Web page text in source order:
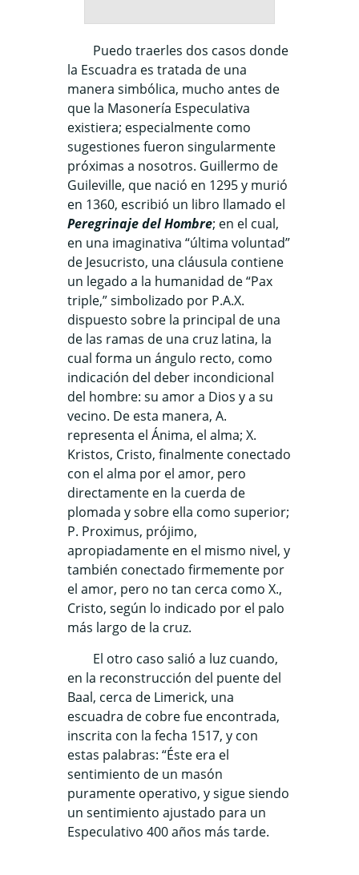
Puedo traerles dos casos donde
la Escuadra es tratada de una
manera simbólica, mucho antes de
que la Masonería Especulativa
existiera; especialmente como
sugestiones fueron singularmente
próximas a nosotros. Guillermo de
Guileville, que nació en 1295 y murió
en 1360, escribió un libro llamado el
Peregrinaje del Hombre; en el cual,
en una imaginativa “última voluntad”
de Jesucristo, una cláusula contiene
un legado a la humanidad de “Pax
triple,” simbolizado por P.A.X.
dispuesto sobre la principal de una
de las ramas de una cruz latina, la
cual forma un ángulo recto, como
indicación del deber incondicional
del hombre: su amor a Dios y a su
vecino. De esta manera, A.
representa el Ánima, el alma; X.
Kristos, Cristo, finalmente conectado
con el alma por el amor, pero
directamente en la cuerda de
plomada y sobre ella como superior;
P. Proximus, prójimo,
apropiadamente en el mismo nivel, y
también conectado firmemente por
el amor, pero no tan cerca como X.,
Cristo, según lo indicado por el palo
más largo de la cruz.
El otro caso salió a luz cuando,
en la reconstrucción del puente del
Baal, cerca de Limerick, una
escuadra de cobre fue encontrada,
inscrita con la fecha 1517, y con
estas palabras: “Éste era el
sentimiento de un masón
puramente operativo, y sigue siendo
un sentimiento ajustado para un
Especulativo 400 años más tarde.